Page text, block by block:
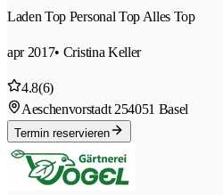
Laden Top Personal Top Alles Top
apr 2017• Cristina Keller
4.8(6)
Aeschenvorstadt 254051 Basel
Termin reservieren